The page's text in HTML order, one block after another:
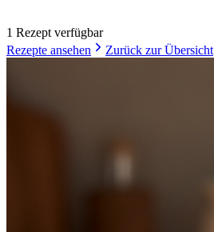
1 Rezept verfügbar
Rezepte ansehen
Zurück zur Übersicht